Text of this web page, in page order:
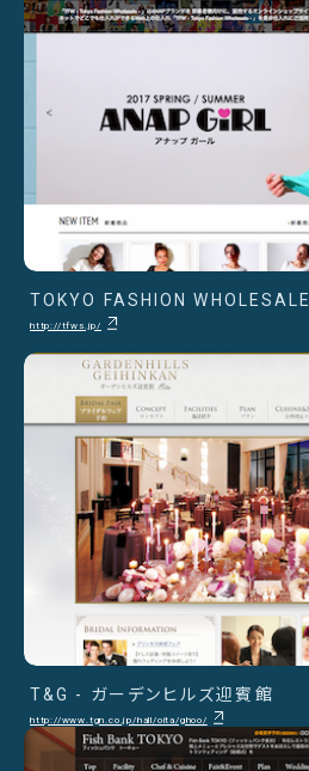
TOKYO FASHION WHOLESALE
http://tfws.jp/
T&G - ガーデンヒルズ迎賓館
http://www.tgn.co.jp/hall/oita/ghoo/